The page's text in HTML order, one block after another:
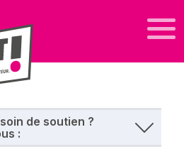
de soutien ?
: